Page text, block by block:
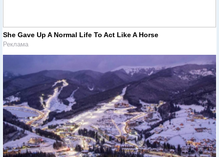
She Gave Up A Normal Life To Act Like A Horse
Реклама